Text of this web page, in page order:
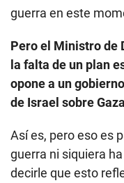
guerra en este
Pero el Ministro de
la falta de un plan
opone a un
de Israel sobre
Así es, pero eso es
guerra ni siquiera
decirle que esto